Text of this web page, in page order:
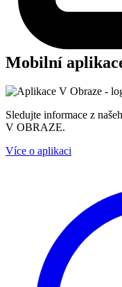
Mobilní
Sledujte informace z
V OBRAZE.
Více o aplikaci